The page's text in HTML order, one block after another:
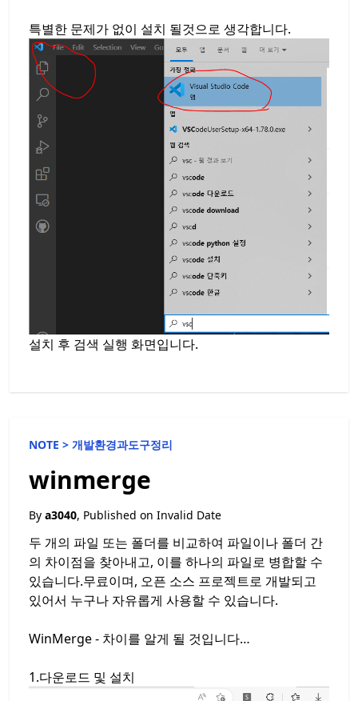
특별한 문제가 없이 설치 될것으로 생각합니다.
설치 후 검색 실행 화면입니다.
NOTE > 개발환경과도구정리
winmerge
By a3040, Published on Invalid Date
두 개의 파일 또는 폴더를 비교하여 파일이나 폴더 간
의 차이점을 찾아내고, 이를 하나의 파일로 병합할 수
있습니다.무료이며, 오픈 소스 프로젝트로 개발되고
있어서 누구나 자유롭게 사용할 수 있습니다.
WinMerge - 차이를 알게 될 것입니다…
1.다운로드 및 설치